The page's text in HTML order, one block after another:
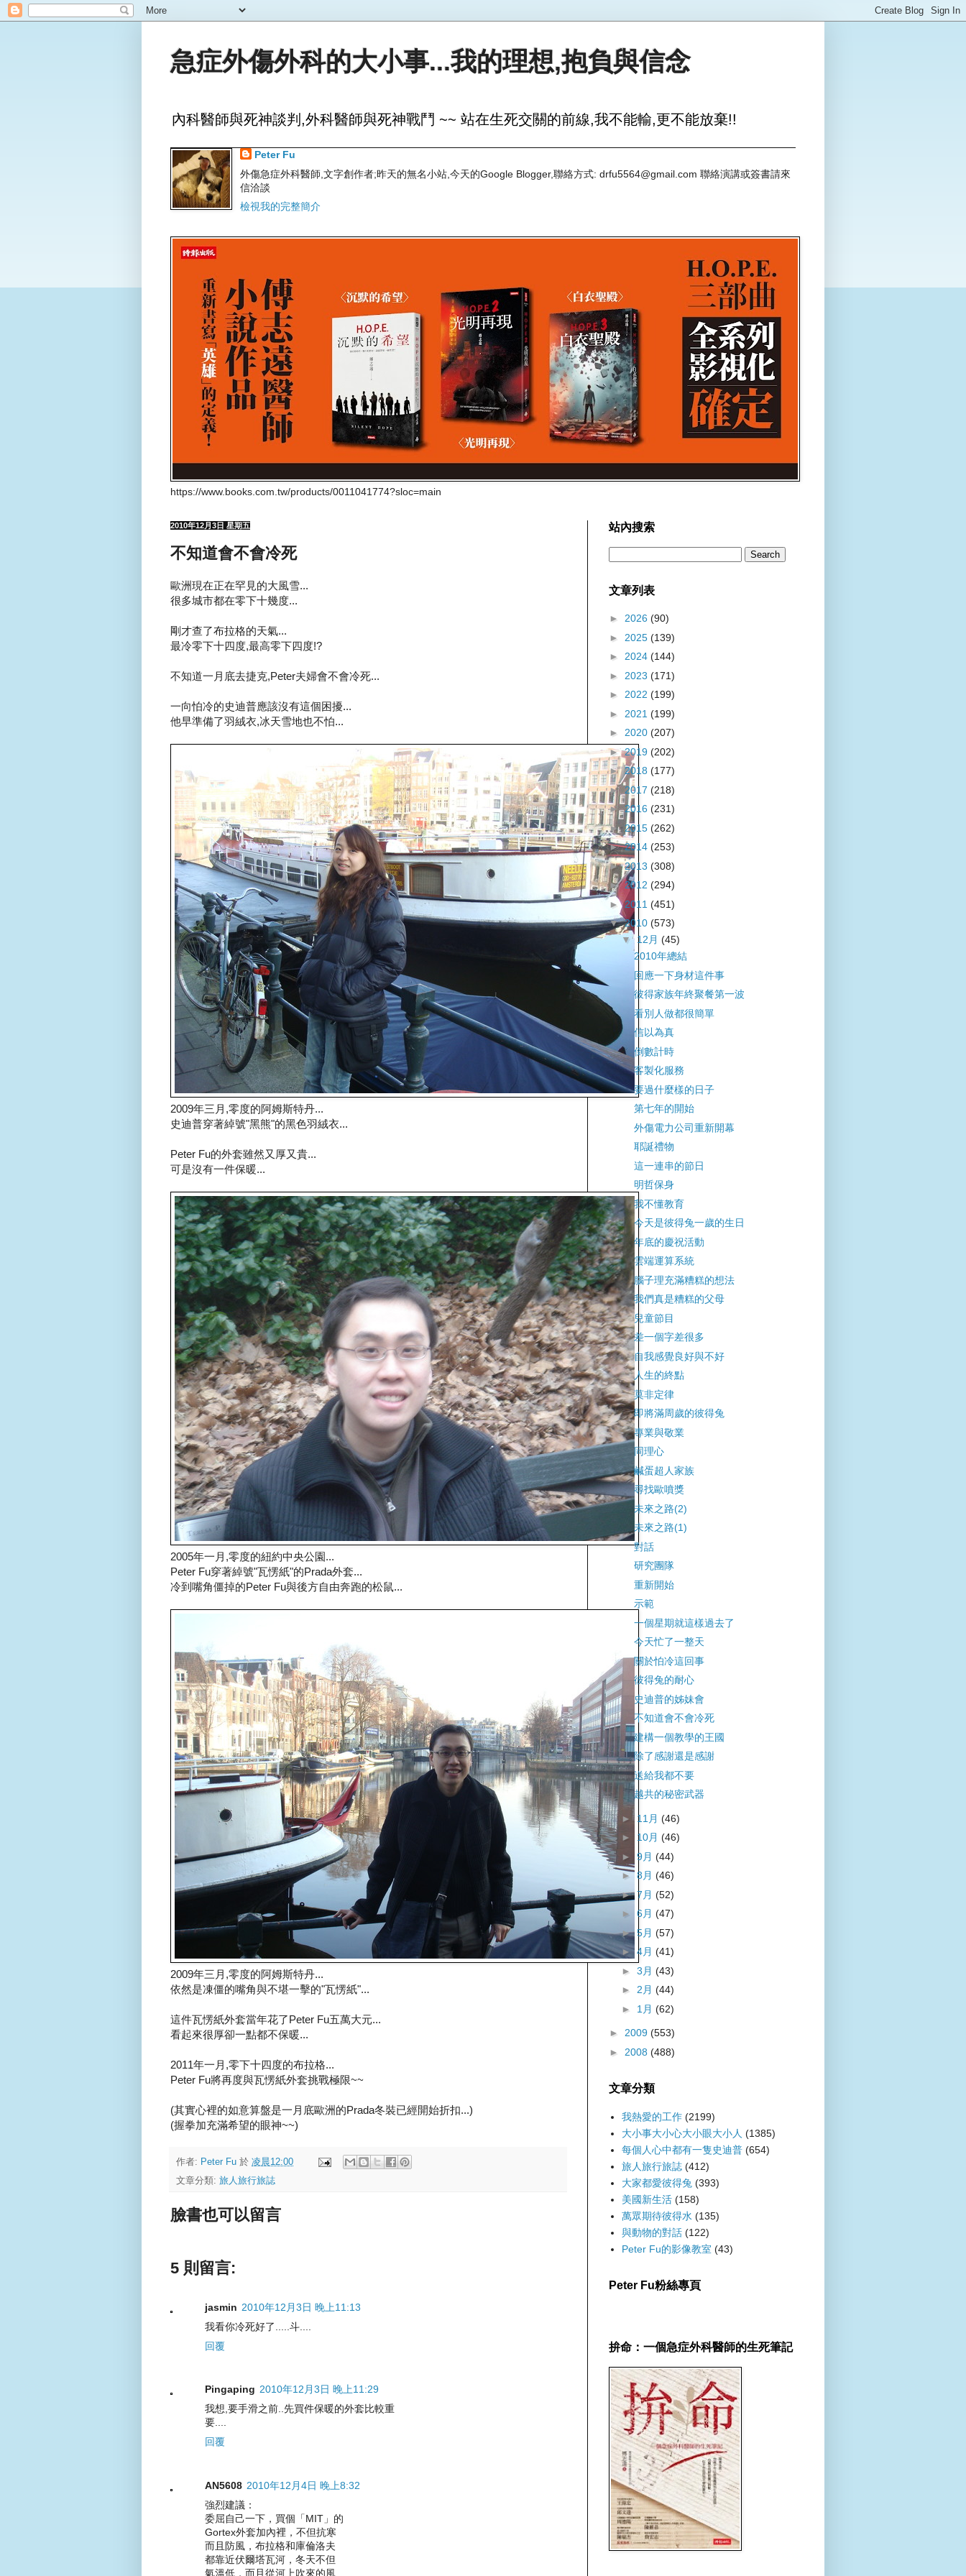
急症外傷外科的大小事...我的理想,抱負與信念
內科醫師與死神談判,外科醫師與死神戰鬥 ~~ 站在生死交關的前線,我不能輸,更不能放棄!!
Peter Fu
外傷急症外科醫師,文字創作者;昨天的無名小站,今天的Google Blogger,聯絡方式: drfu5564@gmail.com 聯絡演講或簽書請來
信洽談
檢視我的完整簡介
https://www.books.com.tw/products/0011041774?sloc=main
2010年12月3日 星期五
不知道會不會冷死
歐洲現在正在罕見的大風雪...
很多城市都在零下十幾度...
剛才查了布拉格的天氣...
最冷零下十四度,最高零下四度!?
不知道一月底去捷克,Peter夫婦會不會冷死...
一向怕冷的史迪普應該沒有這個困擾...
他早準備了羽絨衣,冰天雪地也不怕...
2009年三月,零度的阿姆斯特丹...
史迪普穿著綽號"黑熊"的黑色羽絨衣...
Peter Fu的外套雖然又厚又貴...
可是沒有一件保暖...
2005年一月,零度的紐約中央公園...
Peter Fu穿著綽號"瓦愣紙"的Prada外套...
冷到嘴角僵掉的Peter Fu與後方自由奔跑的松鼠...
2009年三月,零度的阿姆斯特丹...
依然是凍僵的嘴角與不堪一擊的"瓦愣紙"...
這件瓦愣紙外套當年花了Peter Fu五萬大元...
看起來很厚卻一點都不保暖...
2011年一月,零下十四度的布拉格...
Peter Fu將再度與瓦愣紙外套挑戰極限~~
(其實心裡的如意算盤是一月底歐洲的Prada冬裝已經開始折扣...)
(握拳加充滿希望的眼神~~)
作者: Peter Fu 於 凌晨12:00
文章分類: 旅人旅行旅誌
臉書也可以留言
5 則留言:
jasmin 2010年12月3日 晚上11:13
我看你冷死好了.....斗....
回覆
Pingaping 2010年12月3日 晚上11:29
我想,要手滑之前..先買件保暖的外套比較重
要....
回覆
AN5608 2010年12月4日 晚上8:32
強烈建議：
委屈自己一下，買個「MIT」的
Gortex外套加內裡，不但抗寒
而且防風，布拉格和庫倫洛夫
都靠近伏爾塔瓦河，冬天不但
氣溫低，而且從河上吹來的風
站內搜索
文章列表
► 2026 (90)
► 2025 (139)
► 2024 (144)
► 2023 (171)
► 2022 (199)
► 2021 (199)
► 2020 (207)
►2019 (202)
►2018 (177)
► 2017 (218)
►2016 (231)
►2015 (262)
►2014 (253)
►2013 (308)
►2012 (294)
►2011 (451)
▼2010 (573)
▼ 12月 (45)
2010年總結
回應一下身材這件事
彼得家族年終聚餐第一波
看別人做都很簡單
信以為真
倒數計時
客製化服務
要過什麼樣的日子
第七年的開始
外傷電力公司重新開幕
耶誕禮物
這一連串的節日
明哲保身
我不懂教育
今天是彼得兔一歲的生日
年底的慶祝活動
雲端運算系統
腦子理充滿糟糕的想法
我們真是糟糕的父母
兒童節目
差一個字差很多
自我感覺良好與不好
人生的終點
莫非定律
即將滿周歲的彼得兔
專業與敬業
同理心
鹹蛋超人家族
尋找歐噴獎
未來之路(2)
未來之路(1)
對話
研究團隊
重新開始
示範
一個星期就這樣過去了
今天忙了一整天
關於怕冷這回事
彼得兔的耐心
史迪普的姊妹會
不知道會不會冷死
建構一個教學的王國
除了感謝還是感謝
送給我都不要
越共的秘密武器
► 11月 (46)
► 10月 (46)
► 9月 (44)
►8月 (46)
►7月 (52)
► 6月 (47)
►5月 (57)
►4月 (41)
► 3月 (43)
► 2月 (44)
► 1月 (62)
► 2009 (553)
► 2008 (488)
文章分類
我熱愛的工作 (2199)
大小事大小心大小眼大小人 (1385)
每個人心中都有一隻史迪普 (654)
旅人旅行旅誌 (412)
大家都愛彼得兔 (393)
美國新生活 (158)
萬眾期待彼得水 (135)
與動物的對話 (122)
Peter Fu的影像教室 (43)
Peter Fu粉絲專頁
拚命：一個急症外科醫師的生死筆記